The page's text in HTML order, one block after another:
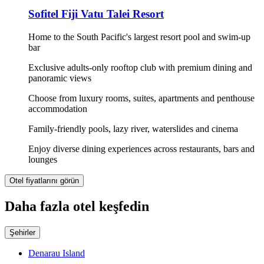
Sofitel Fiji Vatu Talei Resort
Home to the South Pacific's largest resort pool and swim-up
bar
Exclusive adults-only rooftop club with premium dining and
panoramic views
Choose from luxury rooms, suites, apartments and penthouse
accommodation
Family-friendly pools, lazy river, waterslides and cinema
Enjoy diverse dining experiences across restaurants, bars and
lounges
Otel fiyatlarını görün
Daha fazla otel keşfedin
Şehirler
Denarau Island